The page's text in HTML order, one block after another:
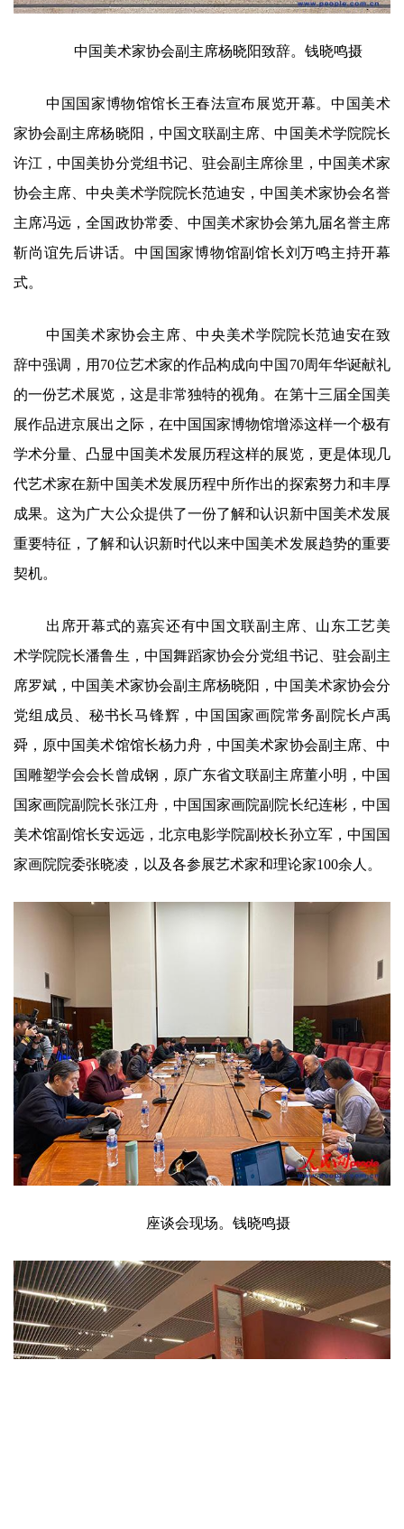
中国美术家协会副主席杨晓阳致辞。钱晓鸣摄
中国国家博物馆馆长王春法宣布展览开幕。中国美术
家协会副主席杨晓阳，中国文联副主席、中国美术学院院长
许江，中国美协分党组书记、驻会副主席徐里，中国美术家
协会主席、中央美术学院院长范迪安，中国美术家协会名誉
主席冯远，全国政协常委、中国美术家协会第九届名誉主席
靳尚谊先后讲话。中国国家博物馆副馆长刘万鸣主持开幕
式。
中国美术家协会主席、中央美术学院院长范迪安在致
辞中强调，用70位艺术家的作品构成向中国70周年华诞献礼
的一份艺术展览，这是非常独特的视角。在第十三届全国美
展作品进京展出之际，在中国国家博物馆增添这样一个极有
学术分量、凸显中国美术发展历程这样的展览，更是体现几
代艺术家在新中国美术发展历程中所作出的探索努力和丰厚
成果。这为广大公众提供了一份了解和认识新中国美术发展
重要特征，了解和认识新时代以来中国美术发展趋势的重要
契机。
出席开幕式的嘉宾还有中国文联副主席、山东工艺美
术学院院长潘鲁生，中国舞蹈家协会分党组书记、驻会副主
席罗斌，中国美术家协会副主席杨晓阳，中国美术家协会分
党组成员、秘书长马锋辉，中国国家画院常务副院长卢禹
舜，原中国美术馆馆长杨力舟，中国美术家协会副主席、中
国雕塑学会会长曾成钢，原广东省文联副主席董小明，中国
国家画院副院长张江舟，中国国家画院副院长纪连彬，中国
美术馆副馆长安远远，北京电影学院副校长孙立军，中国国
家画院院委张晓凌，以及各参展艺术家和理论家100余人。
座谈会现场。钱晓鸣摄